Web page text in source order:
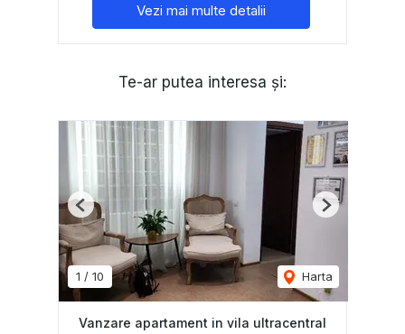
Vezi mai multe detalii
Te-ar putea interesa și:
1 / 10 Harta
Previous Next
Vanzare apartament in vila ultracentral